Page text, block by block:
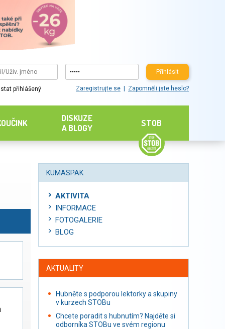
Přihlásit
přihlášený Zaregistrujte se Zapomněli jste heslo?
DISKUZE
A BLOGY
STOB
KUMASPAK
AKTIVITA
INFORMACE
FOTOGALERIE
BLOG
AKTUALITY
Hubněte s podporou lektorky a skupiny
v kurzech STOBu
Chcete poradit s hubnutím? Najděte si
odborníka STOBu ve svém regionu